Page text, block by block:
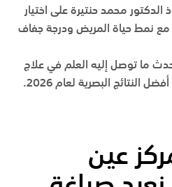
الدكتور محمد حنتيرة على اختيار
مع نمط حياة المريض ودرجة جفاف
ما توصل إليه العلم في علاج
النتائج البصرية لعام 2026.
عين